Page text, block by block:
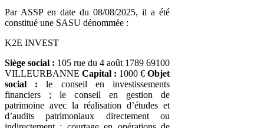
Par ASSP en date du 08/08/2025, il a été
constitué une SASU dénommée :
K2E INVEST
Siège social : 105 rue du 4 août 1789 69100
VILLEURBANNE Capital : 1000 € Objet
social : le conseil en investissements
financiers ; le conseil en gestion de
patrimoine avec la réalisation d’études et
d’audits patrimoniaux directement ou